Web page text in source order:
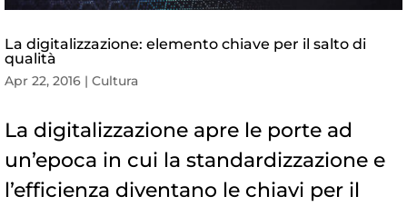
La digitalizzazione: elemento chiave per il salto di
qualità
Apr 22, 2016 | Cultura
La digitalizzazione apre le porte ad
un’epoca in cui la standardizzazione e
l’efficienza diventano le chiavi per il